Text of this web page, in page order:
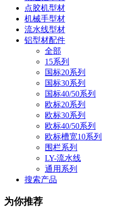
点胶机型材
机械手型材
流水线型材
铝型材配件
全部
15系列
国标20系列
国标30系列
国标40/50系列
欧标20系列
欧标30系列
欧标40/50系列
欧标槽宽10系列
围栏系列
LY-流水线
通用系列
搜索产品
为你推荐